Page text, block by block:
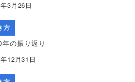
3月26日
方
の振り返り
12月31日